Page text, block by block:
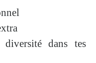
dans tes